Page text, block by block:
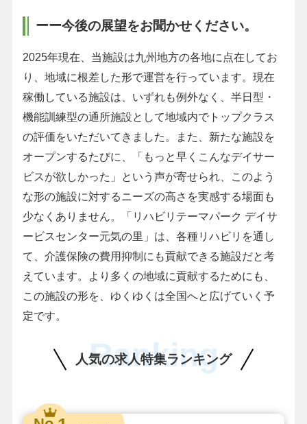
ーー今後の展望をお聞かせください。
2025年現在、当施設は九州地方の各地に点在してお
り、地域に根差した形で運営を行っています。現在
稼働している施設は、いずれも例外なく、半日型・
機能訓練型の通所施設として地域内でトップクラス
の評価をいただいてきました。また、新たな施設を
オープンするたびに、「もっと早くこんなデイサー
ビスが欲しかった」という声が寄せられ、このよう
な形の施設に対するニーズの高さを実感する場面も
少なくありません。「リハビリテーマパーク デイサ
ービスセンター元気の里」は、各種リハビリを通し
て、介護保険の費用抑制にも貢献できる施設だと考
えています。より多くの地域に貢献するためにも、
この施設の形を、ゆくゆくは全国へと広げていく予
定です。
人気の求人特集ランキング
Ranking